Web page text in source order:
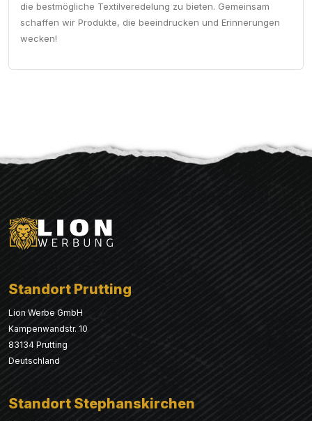
die bestmögliche Textilveredelung zu bieten. Gemeinsam
schaffen wir Produkte, die beeindrucken und Erinnerungen
wecken!
Standort Prutting
Lion Werbe GmbH
Kampenwandstr. 10
83134 Prutting
Deutschland
Standort Stephanskirchen